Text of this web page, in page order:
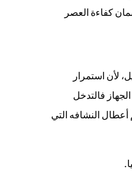
كفاءة العصر
لأن استمرار
فالتدخل
النشافه التي